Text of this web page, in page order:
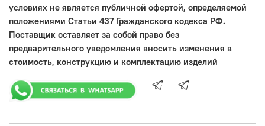
условиях не является публичной офертой, определяемой
положениями Статьи 437 Гражданского кодекса РФ.
Поставщик оставляет за собой право без
предварительного уведомления вносить изменения в
стоимость, конструкцию и комплектацию изделий